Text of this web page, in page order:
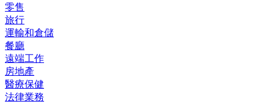
零售
旅行
運輸和倉儲
餐廳
遠端工作
房地產
醫療保健
法律業務